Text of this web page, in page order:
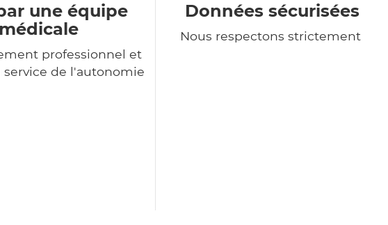
une équipe
médicale
professionnel et
de l'autonomie
Données sécurisées
Nous respectons strictement